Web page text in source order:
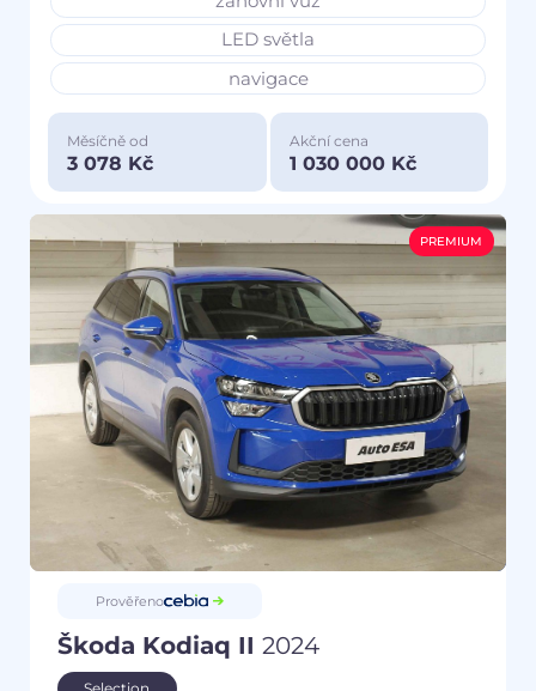
LED světla
navigace
Měsíčně od
3 078 Kč
Akční cena
1 030 000 Kč
PREMIUM
Prověřeno
Škoda Kodiaq II 2024